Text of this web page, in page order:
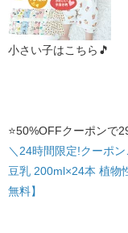
小さい子はこちら🎵
⭐️50%OFFクーポンで
＼24時間限定!クーポ
豆乳 200ml×24本 植物
無料】